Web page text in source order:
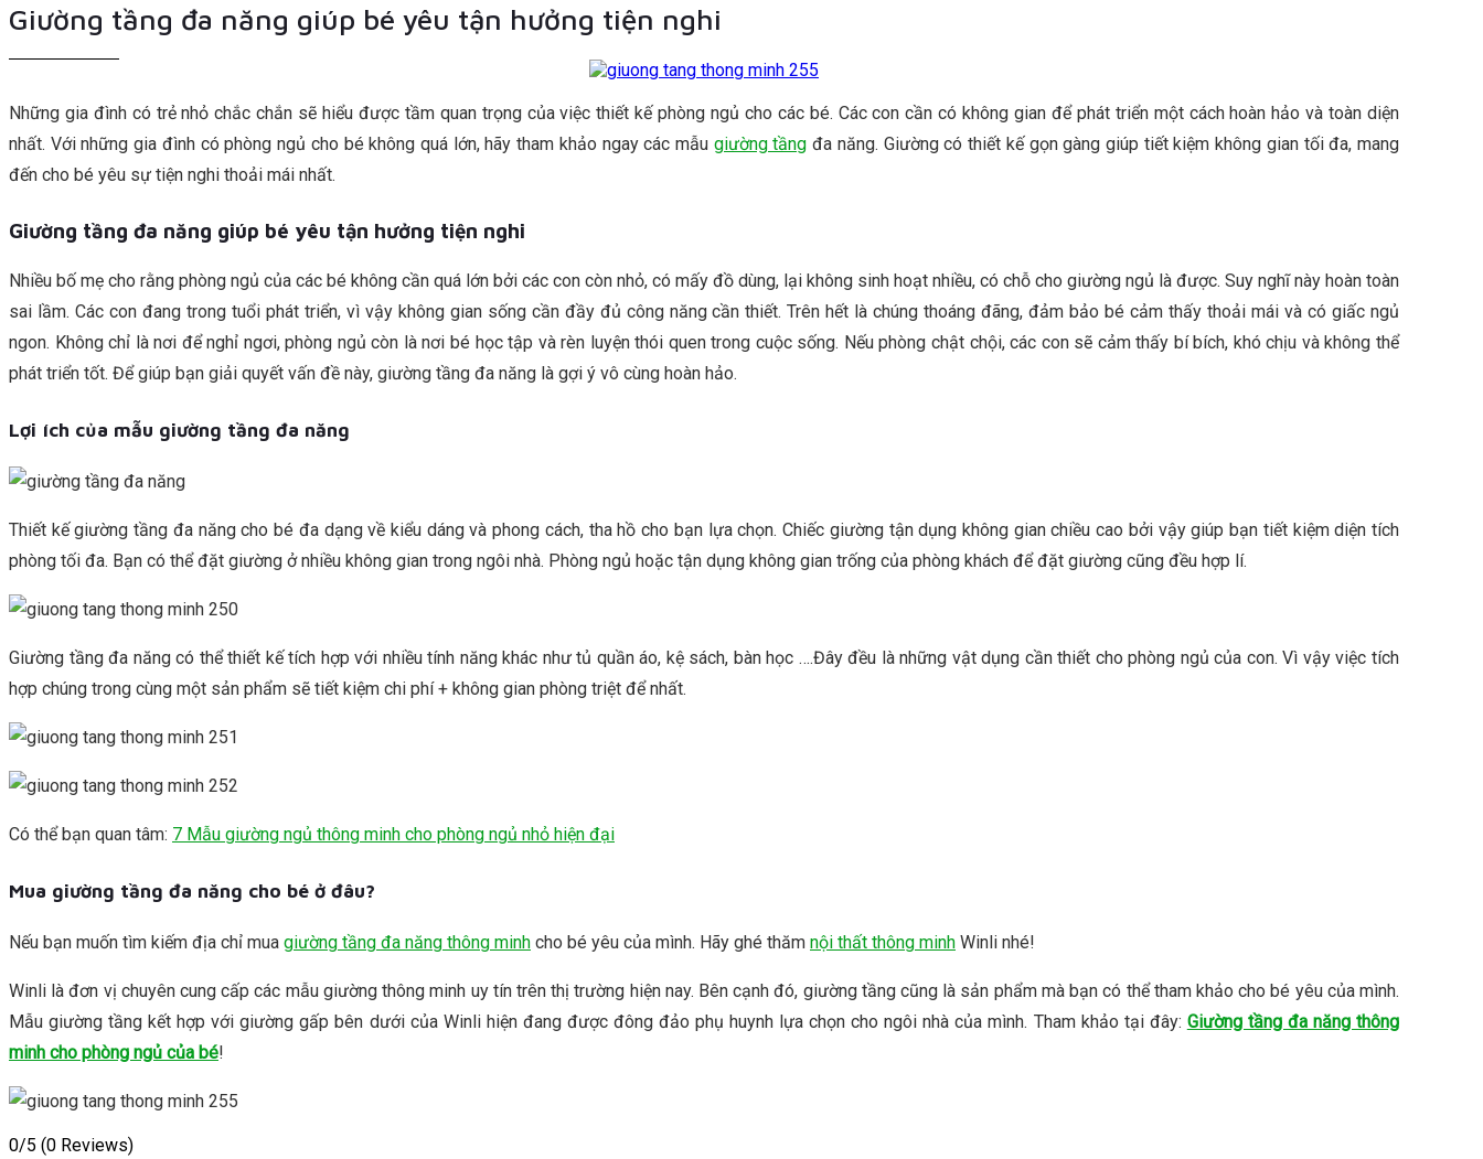
Giường tầng đa năng giúp bé yêu tận hưởng tiện nghi
Những gia đình có trẻ nhỏ chắc chắn sẽ hiểu được tầm quan trọng của việc thiết kế phòng ngủ cho các bé. Các con cần có không gian để phát triển một cách hoàn hảo và toàn diện
nhất. Với những gia đình có phòng ngủ cho bé không quá lớn, hãy tham khảo ngay các mẫu giường tầng đa năng. Giường có thiết kế gọn gàng giúp tiết kiệm không gian tối đa, mang
đến cho bé yêu sự tiện nghi thoải mái nhất.
Giường tầng đa năng giúp bé yêu tận hưởng tiện nghi
Nhiều bố mẹ cho rằng phòng ngủ của các bé không cần quá lớn bởi các con còn nhỏ, có mấy đồ dùng, lại không sinh hoạt nhiều, có chỗ cho giường ngủ là được. Suy nghĩ này hoàn toàn
sai lầm. Các con đang trong tuổi phát triển, vì vậy không gian sống cần đầy đủ công năng cần thiết. Trên hết là chúng thoáng đãng, đảm bảo bé cảm thấy thoải mái và có giấc ngủ
ngon. Không chỉ là nơi để nghỉ ngơi, phòng ngủ còn là nơi bé học tập và rèn luyện thói quen trong cuộc sống. Nếu phòng chật chội, các con sẽ cảm thấy bí bích, khó chịu và không thể
phát triển tốt. Để giúp bạn giải quyết vấn đề này, giường tầng đa năng là gợi ý vô cùng hoàn hảo.
Lợi ích của mẫu giường tầng đa năng
Thiết kế giường tầng đa năng cho bé đa dạng về kiểu dáng và phong cách, tha hồ cho bạn lựa chọn. Chiếc giường tận dụng không gian chiều cao bởi vậy giúp bạn tiết kiệm diện tích
phòng tối đa. Bạn có thể đặt giường ở nhiều không gian trong ngôi nhà. Phòng ngủ hoặc tận dụng không gian trống của phòng khách để đặt giường cũng đều hợp lí.
Giường tầng đa năng có thể thiết kế tích hợp với nhiều tính năng khác như tủ quần áo, kệ sách, bàn học ….Đây đều là những vật dụng cần thiết cho phòng ngủ của con. Vì vậy việc tích
hợp chúng trong cùng một sản phẩm sẽ tiết kiệm chi phí + không gian phòng triệt để nhất.
Có thể bạn quan tâm: 7 Mẫu giường ngủ thông minh cho phòng ngủ nhỏ hiện đại
Mua giường tầng đa năng cho bé ở đâu?
Nếu bạn muốn tìm kiếm địa chỉ mua giường tầng đa năng thông minh cho bé yêu của mình. Hãy ghé thăm nội thất thông minh Winli nhé!
Winli là đơn vị chuyên cung cấp các mẫu giường thông minh uy tín trên thị trường hiện nay. Bên cạnh đó, giường tầng cũng là sản phẩm mà bạn có thể tham khảo cho bé yêu của mình.
Mẫu giường tầng kết hợp với giường gấp bên dưới của Winli hiện đang được đông đảo phụ huynh lựa chọn cho ngôi nhà của mình. Tham khảo tại đây: Giường tầng đa năng thông
minh cho phòng ngủ của bé!
0/5 (0 Reviews)